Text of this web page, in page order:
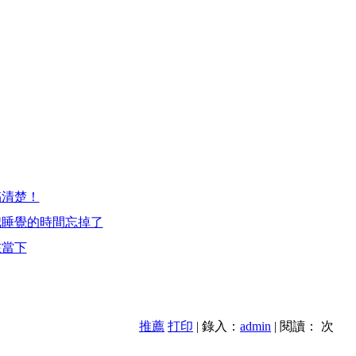
楚！
覺的時間忘掉了
下
推薦 打印 | 錄入： admin | 閱讀： 次